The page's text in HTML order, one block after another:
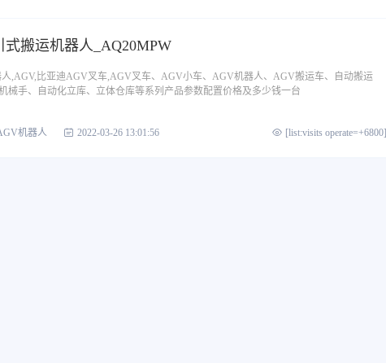
搬运机器人_AQ20MPW
人,AGV,比亚迪AGV叉车,AGV叉车、AGV小车、AGV机器人、AGV搬运车、自动搬运
械手、自动化立库、立体仓库等系列产品参数配置价格及多少钱一台
机器人 2022-03-26 13:01:56 [list:visits operate=+6800]